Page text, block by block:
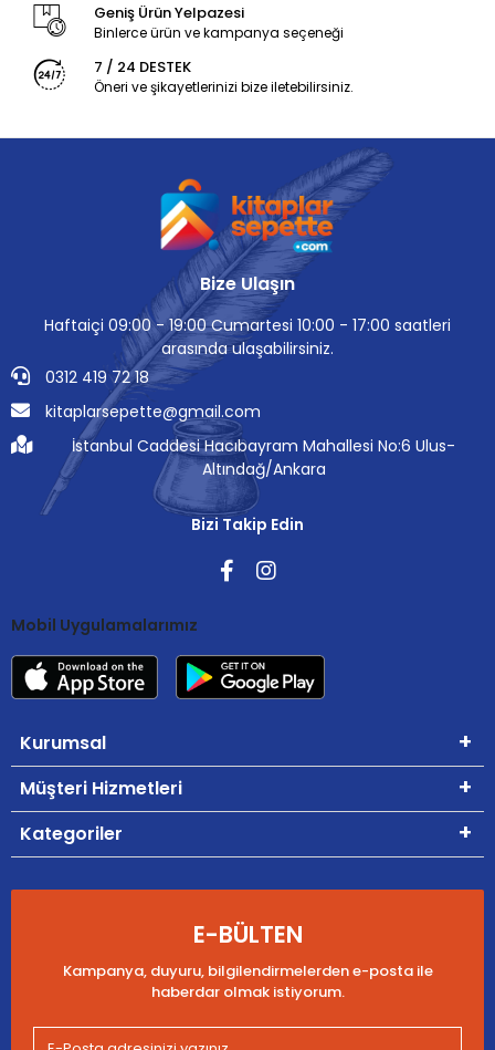
Geniş Ürün Yelpazesi
Binlerce ürün ve kampanya seçeneği
7 / 24 DESTEK
Öneri ve şikayetlerinizi bize iletebilirsiniz.
Bize Ulaşın
Haftaiçi 09:00 - 19:00 Cumartesi 10:00 - 17:00 saatleri
arasında ulaşabilirsiniz.
0312 419 72 18
kitaplarsepette@gmail.com
İstanbul Caddesi Hacıbayram Mahallesi No:6 Ulus-
Altındağ/Ankara
Bizi Takip Edin
Mobil Uygulamalarımız
Kurumsal
Müşteri Hizmetleri
Kategoriler
E-BÜLTEN
Kampanya, duyuru, bilgilendirmelerden e-posta ile
haberdar olmak istiyorum.